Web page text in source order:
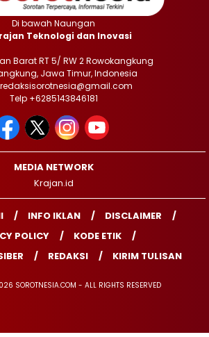
Di bawah Naungan
Teknologi dan Inovasi
Barat RT 5/ RW 2 Rowokangkung
Jawa Timur, Indonesia
Telp +6285143846181
MEDIA NETWORK
Krajan.id
INFO IKLAN
DISCLAIMER
POLICY
KODE ETIK
REDAKSI KIRIM TULISAN
SOROTNESIA.COM - ALL RIGHTS RESERVED